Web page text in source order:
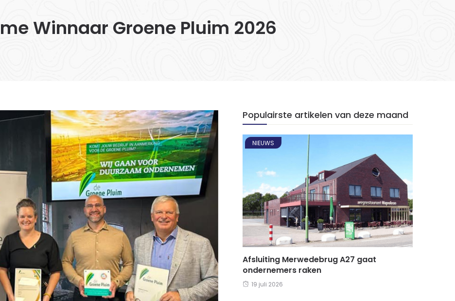
Winnaar Groene Pluim 2026
Populairste artikelen van deze maand
NIEUWS
Afsluiting Merwedebrug A27 gaat
ondernemers raken
19 juli 2026